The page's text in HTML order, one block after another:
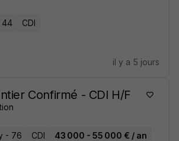
44 CDI
il y a 5 jours
Confirmé - CDI H/F
- 76 CDI 43 000 - 55 000 € / an